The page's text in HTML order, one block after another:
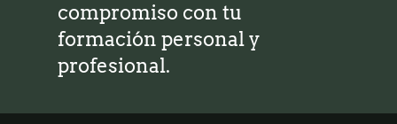
compromiso con tu
formación personal y
profesional.